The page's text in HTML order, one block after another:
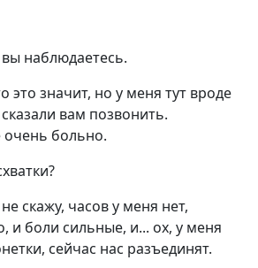
наблюдаетесь.
значит, но у меня тут вроде
вам позвонить.
больно.
скажу, часов у меня нет,
и боли сильные, и... ох, у меня
сейчас нас разъединят.